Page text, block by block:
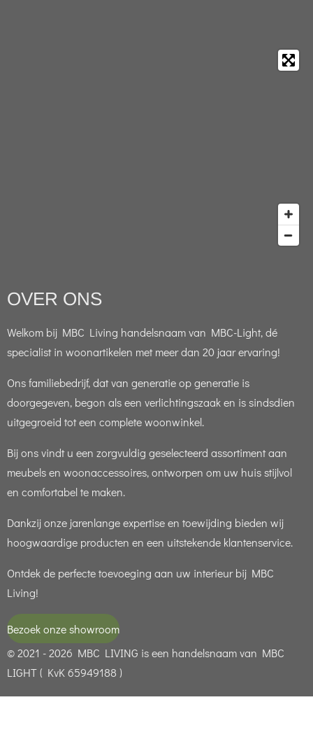
OVER ONS
Welkom bij MBC Living handelsnaam van MBC-Light, dé
specialist in woonartikelen met meer dan 20 jaar ervaring!
Ons familiebedrijf, dat van generatie op generatie is
doorgegeven, begon als een verlichtingszaak en is sindsdien
uitgegroeid tot een complete woonwinkel.
Bij ons vindt u een zorgvuldig geselecteerd assortiment aan
meubels en woonaccessoires, ontworpen om uw huis stijlvol
en comfortabel te maken.
Dankzij onze jarenlange expertise en toewijding bieden wij
hoogwaardige producten en een uitstekende klantenservice.
Ontdek de perfecte toevoeging aan uw interieur bij MBC
Living!
Bezoek onze showroom
© 2021 - 2026 MBC LIVING is een handelsnaam van MBC
LIGHT ( KvK 65949188 )